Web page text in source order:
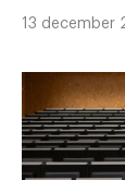
13 december